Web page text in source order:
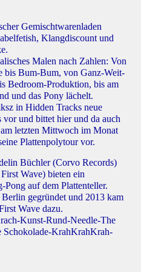
Gemischtwarenladen
Klangdiscount und
Malen nach Zahlen: Von
bis Bum-Bum, von Ganz-Weit-
Bedroom-Produktion, bis am
und das Pony lächelt.
in Hidden Tracks neue
vor und bittet hier und da auch
letzten Mittwoch im Monat
Plattenpolytour vor.
Büchler (Corvo Records)
Wave) bieten ein
Pong auf dem Plattenteller.
gegründet und 2013 kam
Wave dazu.
Kunst-Rund-Needle-The
Schokolade-KrahKrahKrah-